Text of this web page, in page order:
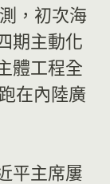
，初次海
期主動化
體工程全
在內陸廣
平主席屢